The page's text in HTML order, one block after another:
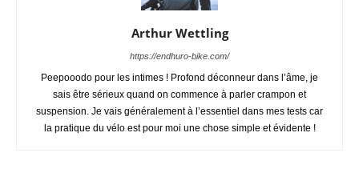
Arthur Wettling
https://endhuro-bike.com/
Peepooodo pour les intimes ! Profond déconneur dans l’âme, je
sais être sérieux quand on commence à parler crampon et
suspension. Je vais généralement à l’essentiel dans mes tests car
la pratique du vélo est pour moi une chose simple et évidente !